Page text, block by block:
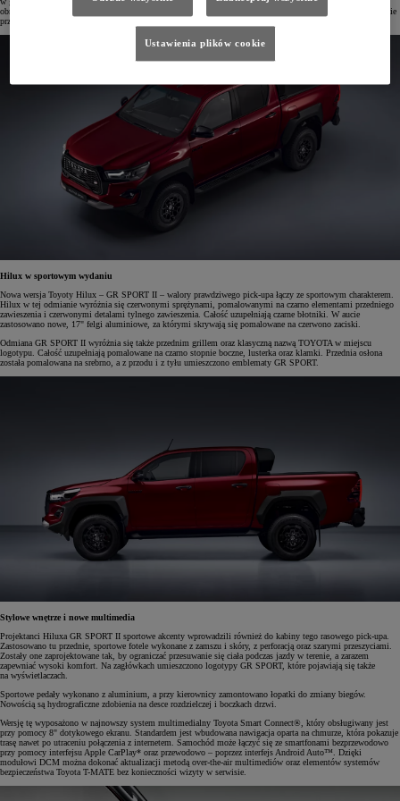
obrotowego połączona jest z automatyczną skrzynią biegów o sześciu przełożeniach. Umożliwia ona holowanie
przyczepy o masie do 3500 kg, a ładowność tego pojazdu wynosi do 1000 kg.
Hilux w sportowym wydaniu
Nowa wersja Toyoty Hilux – GR SPORT II – walory prawdziwego pick-upa łączy ze sportowym charakterem.
Hilux w tej odmianie wyróżnia się czerwonymi sprężynami, pomalowanymi na czarno elementami przedniego
zawieszenia i czerwonymi detalami tylnego zawieszenia. Całość uzupełniają czarne błotniki. W aucie
zastosowano nowe, 17" felgi aluminiowe, za którymi skrywają się pomalowane na czerwono zaciski.
Odmiana GR SPORT II wyróżnia się także przednim grillem oraz klasyczną nazwą TOYOTA w miejscu
logotypu. Całość uzupełniają pomalowane na czarno stopnie boczne, lusterka oraz klamki. Przednia osłona
została pomalowana na srebrno, a z przodu i z tyłu umieszczono emblematy GR SPORT.
Stylowe wnętrze i nowe multimedia
Projektanci Hiluxa GR SPORT II sportowe akcenty wprowadzili również do kabiny tego rasowego pick-upa.
Zastosowano tu przednie, sportowe fotele wykonane z zamszu i skóry, z perforacją oraz szarymi przeszyciami.
Zostały one zaprojektowane tak, by ograniczać przesuwanie się ciała podczas jazdy w terenie, a zarazem
zapewniać wysoki komfort. Na zagłówkach umieszczono logotypy GR SPORT, które pojawiają się także
na wyświetlaczach.
Sportowe pedały wykonano z aluminium, a przy kierownicy zamontowano łopatki do zmiany biegów.
Nowością są hydrograficzne zdobienia na desce rozdzielczej i boczkach drzwi.
Wersję tę wyposażono w najnowszy system multimedialny Toyota Smart Connect®, który obsługiwany jest
przy pomocy 8" dotykowego ekranu. Standardem jest wbudowana nawigacja oparta na chmurze, która pokazuje
trasę nawet po utraceniu połączenia z internetem. Samochód może łączyć się ze smartfonami bezprzewodowo
przy pomocy interfejsu Apple CarPlay* oraz przewodowo – poprzez interfejs Android Auto™. Dzięki
modułowi DCM można dokonać aktualizacji metodą over-the-air multimediów oraz elementów systemów
bezpieczeństwa Toyota T-MATE bez konieczności wizyty w serwisie.
Ustawienia plików cookie